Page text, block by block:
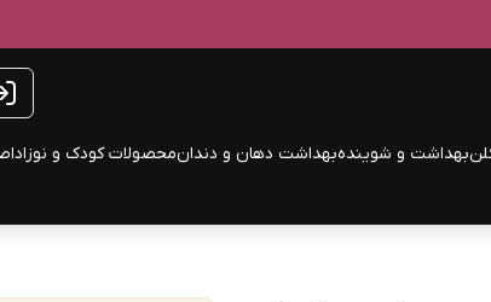
بهداشت و شویندهبهداشت دهان و دندانمحصولات کودک و نوزاد